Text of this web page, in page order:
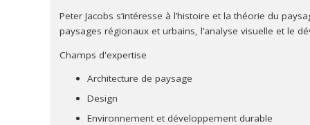
Canada, 1980-1990.
Membre de plusieurs comités aviseurs de revues
reliées à la planification du territoire ainsi que sur le
variées et comment celles-ci informent les stratégies
Il a siégé sur multipes jurys de design et est
Mont-Royal; sur la réhabilitation des îles Ste-Hélène
Peter Jacobs s’intéresse à l’histoire et la théorie du
paysages régionaux et urbains, l’analyse visuelle et le
Champs d'expertise
Architecture de paysage
Design
Environnement et développement durable